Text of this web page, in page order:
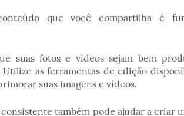
que você compartilha é
suas fotos e vídeos sejam bem
Utilize as ferramentas de edição
suas imagens e vídeos.
também pode ajudar a criar